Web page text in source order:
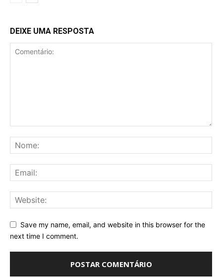
DEIXE UMA RESPOSTA
Save my name, email, and website in this browser for the
next time I comment.